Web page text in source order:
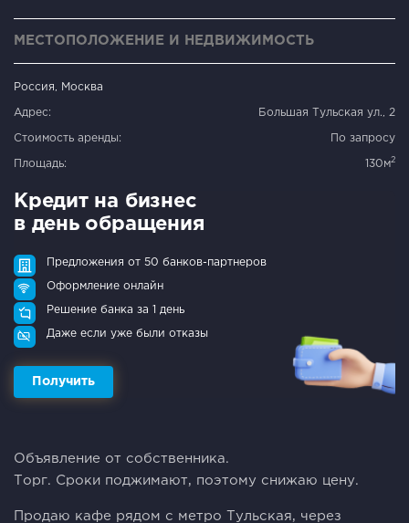
МЕСТОПОЛОЖЕНИЕ И НЕДВИЖИМОСТЬ
Россия, Москва
Адрес: Большая Тульская ул., 2
Стоимость аренды: По запросу
Площадь: 130м2
Кредит на бизнес
в день обращения
Предложения от 50 банков-партнеров
Оформление онлайн
Решение банка за 1 день
Даже если уже были отказы
Получить
Объявление от собственника.
Торг. Сроки поджимают, поэтому снижаю цену.
Продаю кафе рядом с метро Тульская, через